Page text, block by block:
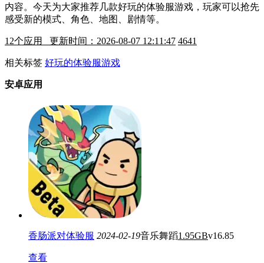
内容。今天为大家推荐几款好玩的体验服游戏，玩家可以抢先
感受新的模式、角色、地图、剧情等。
12个应用 更新时间：2026-08-07 12:11:47 4641
相关标签 好玩的体验服游戏
安卓应用
香肠派对体验服 2024-02-19音乐舞蹈1.95GBv16.85
查看